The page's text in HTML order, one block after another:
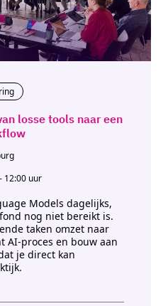
losse tools naar een
12:00 uur
Models dagelijks,
nog niet bereikt is.
taken omzet naar
AI-proces en bouw aan
je direct kan